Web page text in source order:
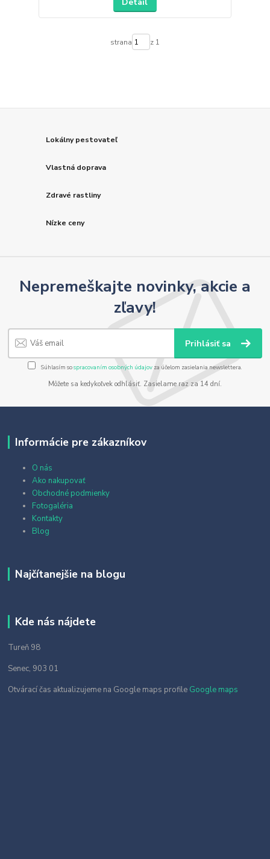
strana z 1
Lokálny pestovateľ
Vlastná doprava
Zdravé rastliny
Nízke ceny
Nepremeškajte novinky, akcie a
zľavy!
Prihlásiť sa
Súhlasím sospracovaním osobných údajov za účelom zasielania newslettera.
Môžete sa kedykoľvek odhlásiť. Zasielame raz za 14 dní.
Informácie pre zákazníkov
O nás
Ako nakupovať
Obchodné podmienky
Fotogaléria
Kontakty
Blog
Najčítanejšie na blogu
Kde nás nájdete
Tureň 98
Senec, 903 01
Otvárací čas aktualizujeme na Google maps profile Google maps